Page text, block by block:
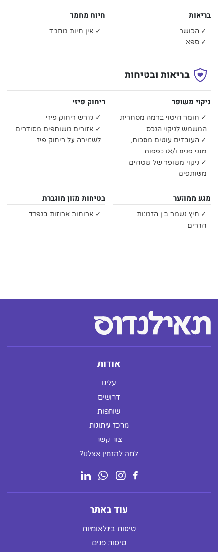
בריאות
✓ הכושר
✓ ספא
חיות מחמד
✓ אין חיות מחמד
בריאות ובטיחות
ניקוי משופר
✓ חומר חיטוי ברמה מסחרית
המשמש לניקוי הנכס
✓ העובדים עוטים מסכות,
מגני פנים ו/או כפפות
✓ ניקוי משופר של שטחים
משותפים
ריחוק פיזי
✓ נדרש ריחוק פיזי
✓ אזורים משותפים מסודרים
לשמירה על ריחוק פיזי
מגע ממוזער
✓ חיץ נשמר בין הזמנות
חדרים
בטיחות מזון מוגברת
✓ ארוחות ארוזות בנפרד
אודות
עלינו
דרושים
שותפות
מרכז עיתונות
צור קשר
למה להזמין אצלנו?
עוד באתר
טיסות בינלאומיות
טיסות פנים